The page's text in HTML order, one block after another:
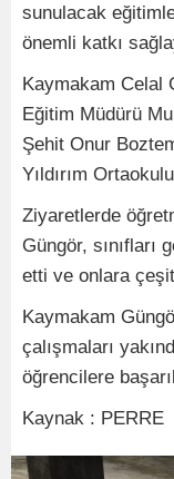
sunulacak
önemli katkı
Kaymakam Celal
Eğitim Müdürü
Şehit Onur
Yıldırım
Ziyaretlerde
Güngör, sınıfları
etti ve onlara
Kaymakam
çalışmaları
öğrencilere
Kaynak : PERRE